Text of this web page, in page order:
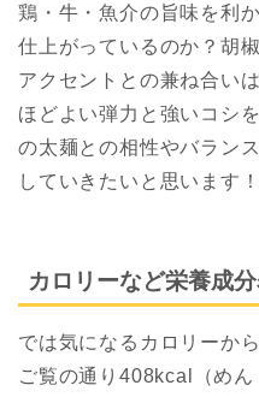
鶏・牛・魚介の旨味を利
仕上がっているのか？胡
アクセントとの兼ね合い
ほどよい弾力と強いコシ
の太麺との相性やバラン
していきたいと思います！
カロリーなど栄養成
では気になるカロリーか
ご覧の通り408kcal（め